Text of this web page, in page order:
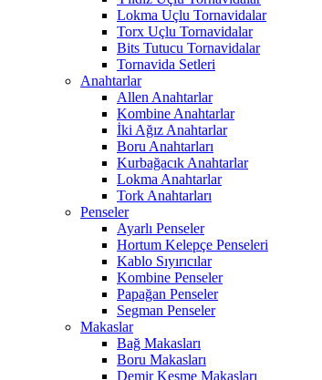
Lokma Uçlu Tornavidalar
Torx Uçlu Tornavidalar
Bits Tutucu Tornavidalar
Tornavida Setleri
Anahtarlar
Allen Anahtarlar
Kombine Anahtarlar
İki Ağız Anahtarlar
Boru Anahtarları
Kurbağacık Anahtarlar
Lokma Anahtarlar
Tork Anahtarları
Penseler
Ayarlı Penseler
Hortum Kelepçe Penseleri
Kablo Sıyırıcılar
Kombine Penseler
Papağan Penseler
Segman Penseler
Makaslar
Bağ Makasları
Boru Makasları
Demir Kesme Makasları